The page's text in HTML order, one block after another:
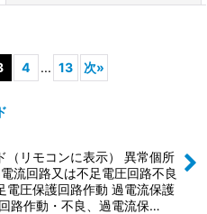
4 ... 13 次»
（リモコンに表示） 異常個所
流回路又は不足電圧回路不良
電圧保護回路作動 過電流保護
路作動・不良、過電流保…